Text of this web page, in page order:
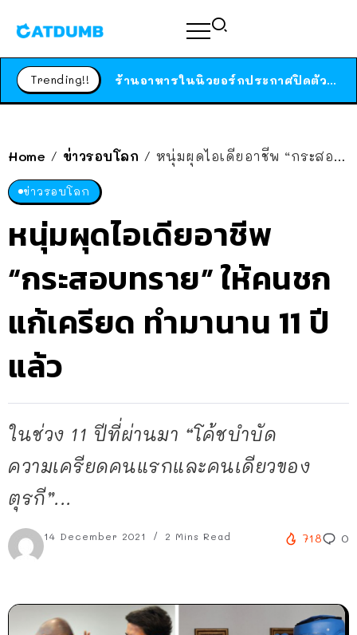
Trending!! ร้านอาหารในนิวยอร์กประกาศปิดตัวลง หลังอยู่มานานกว่า 45 ปี ติดป้ายขอบคุณลูกค้าทุกคน แถมสูตรทำไวท์ซอสให้แบบจัดเต็ม
Home / ข่าวรอบโลก / หนุ่มผุดไอเดียอาชีพ “กระสอบทราย” ให้คนชกแก้เครียด ทำมานาน 11 ปีแล้ว
ข่าวรอบโลก
หนุ่มผุดไอเดียอาชีพ
“กระสอบทราย” ให้คนชก
แก้เครียด ทำมานาน 11 ปี
แล้ว
ในช่วง 11 ปีที่ผ่านมา “โค้ชบำบัด
ความเครียดคนแรกและคนเดียวของ
ตุรกี”...
14 December 2021 2 Mins Read 718 0